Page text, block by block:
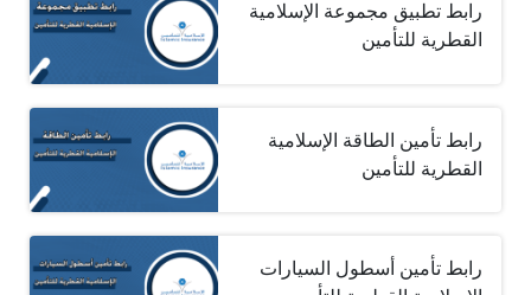
رابط تطبيق مجموعة الإسلامية
القطرية للتأمين
رابط تأمين الطاقة الإسلامية
القطرية للتأمين
رابط تأمين أسطول السيارات